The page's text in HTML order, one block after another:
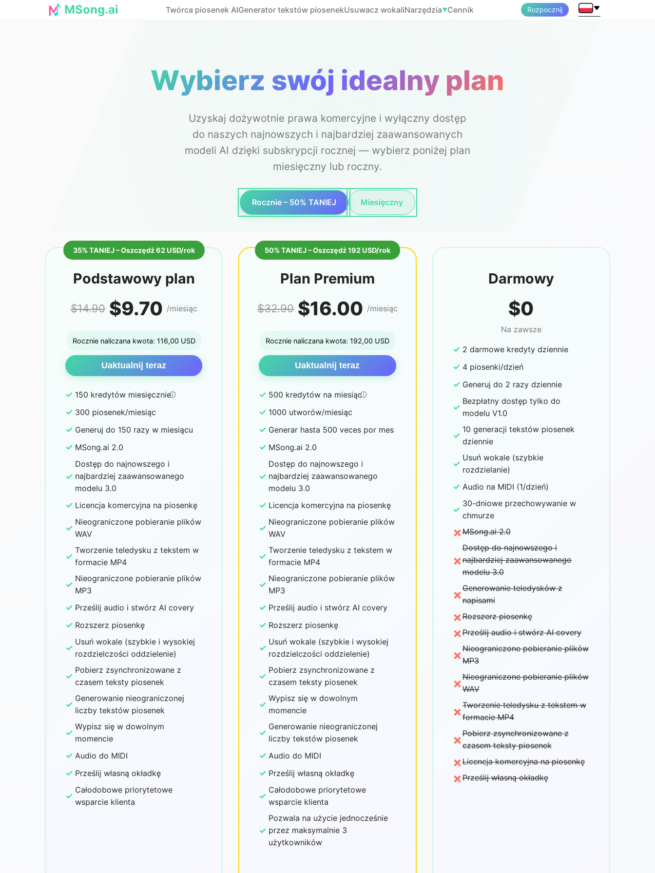
MSong.ai Twórca piosenek AIGenerator tekstów piosenekUsuwacz wokaliNarzędzia▼Cennik Rozpocznij
Wybierz swój idealny plan
Uzyskaj dożywotnie prawa komercyjne i wyłączny dostęp
do naszych najnowszych i najbardziej zaawansowanych
modeli AI dzięki subskrypcji rocznej — wybierz poniżej plan
miesięczny lub roczny.
Rocznie – 50% TANIEJ Miesięczny
35% TANIEJ – Oszczędź 62 USD/rok
Podstawowy plan
$14.90 $9.70 /miesiąc
Rocznie naliczana kwota: 116,00 USD
Uaktualnij teraz
✓ 150 kredytów miesięcznie
✓ 300 piosenek/miesiąc
✓ Generuj do 150 razy w miesiącu
✓ MSong.ai 2.0
✓
Dostęp do najnowszego i
najbardziej zaawansowanego
modelu 3.0
✓ Licencja komercyjna na piosenkę
✓
Nieograniczone pobieranie plików
WAV
✓
Tworzenie teledysku z tekstem w
formacie MP4
✓
Nieograniczone pobieranie plików
MP3
✓ Prześlij audio i stwórz AI covery
✓ Rozszerz piosenkę
✓
Usuń wokale (szybkie i wysokiej
rozdzielczości oddzielenie)
✓
Pobierz zsynchronizowane z
czasem teksty piosenek
✓
Generowanie nieograniczonej
liczby tekstów piosenek
✓
Wypisz się w dowolnym
momencie
✓ Audio do MIDI
✓ Prześlij własną okładkę
✓
Całodobowe priorytetowe
wsparcie klienta
50% TANIEJ – Oszczędź 192 USD/rok
Plan Premium
$32.90 $16.00 /miesiąc
Rocznie naliczana kwota: 192,00 USD
Uaktualnij teraz
✓ 500 kredytów na miesiąc
✓ 1000 utworów/miesiąc
✓ Generar hasta 500 veces por mes
✓ MSong.ai 2.0
✓
Dostęp do najnowszego i
najbardziej zaawansowanego
modelu 3.0
✓ Licencja komercyjna na piosenkę
✓
Nieograniczone pobieranie plików
WAV
✓
Tworzenie teledysku z tekstem w
formacie MP4
✓
Nieograniczone pobieranie plików
MP3
✓ Prześlij audio i stwórz AI covery
✓ Rozszerz piosenkę
✓
Usuń wokale (szybkie i wysokiej
rozdzielczości oddzielenie)
✓
Pobierz zsynchronizowane z
czasem teksty piosenek
✓
Wypisz się w dowolnym
momencie
✓
Generowanie nieograniczonej
liczby tekstów piosenek
✓ Audio do MIDI
✓ Prześlij własną okładkę
✓
Całodobowe priorytetowe
wsparcie klienta
✓
Pozwala na użycie jednocześnie
przez maksymalnie 3
użytkowników
Darmowy
$0
Na zawsze
✓ 2 darmowe kredyty dziennie
✓ 4 piosenki/dzień
✓ Generuj do 2 razy dziennie
✓
Bezpłatny dostęp tylko do
modelu V1.0
✓
10 generacji tekstów piosenek
dziennie
✓
Usuń wokale (szybkie
rozdzielanie)
✓ Audio na MIDI (1/dzień)
✓
30-dniowe przechowywanie w
chmurze
×MSong.ai 2.0
×
Dostęp do najnowszego i
najbardziej zaawansowanego
modelu 3.0
×Generowanie teledysków z
napisami
×Rozszerz piosenkę
×Prześlij audio i stwórz AI covery
×Nieograniczone pobieranie plików
MP3
×Nieograniczone pobieranie plików
WAV
×Tworzenie teledysku z tekstem w
formacie MP4
×Pobierz zsynchronizowane z
czasem teksty piosenek
×Licencja komercyjna na piosenkę
×Prześlij własną okładkę